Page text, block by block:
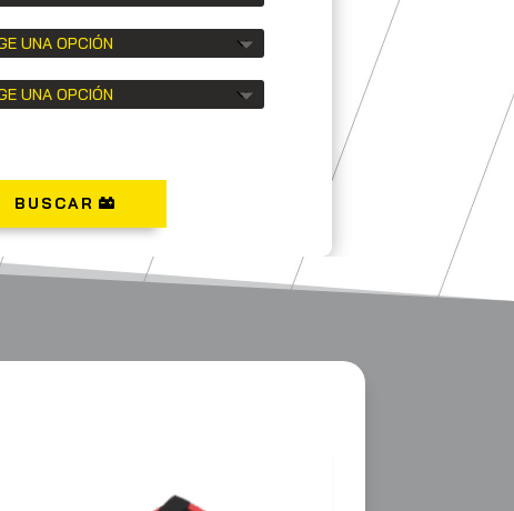
BUSCAR